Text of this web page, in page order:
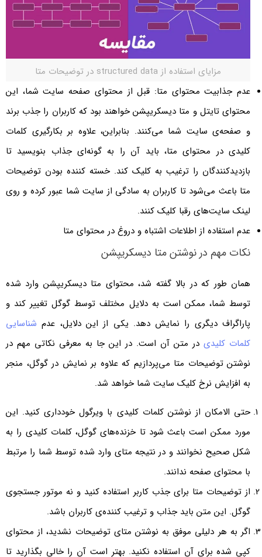
مزایای استفاده از structured data در توضیحات متا
‌عدم جذابیت محتوای متا: قبل از محتوای صفحه سایت شما، این
محتوای تایتل و متا دیسکریپشن خواهند بود که کاربران را جذب برند
و صفحه‌ی سایت شما می‌کنند. بنابراین، علاوه بر بکارگیری کلمات
کلیدی در محتوای متا، باید آن را به گونه‌ای جذاب بنویسید تا
بازدیدکنندگان را ترغیب به کلیک کند. خسته کننده بودن توضیحات
متا باعث می‌شود تا کاربران به سادگی از سایت شما عبور کرده و روی
لینک سایت‌های رقبا کلیک کنند.
عدم استفاده از اطلاعات اشتباه و دروغ در محتوای متا
نکات مهم در نوشتن متا دیسکریپشن
همان طور که در بالا گفته شد، محتوای متا دیسکریپشن وارد شده
توسط شما، ممکن است به دلایل مختلف توسط گوگل تغییر کند و
پاراگراف دیگری را نمایش دهد. یکی از این دلایل، عدم شناسایی
کلمات کلیدیدر متن آن است. در این جا به معرفی نکاتی مهم در
نوشتن توضیحات متا می‌پردازیم که علاوه بر نمایش در گوگل، منجر
به افزایش نرخ کلیک سایت شما خواهد شد.
حتی الامکان از نوشتن کلمات کلیدی با ویرگول خودداری کنید. این
مورد ممکن است باعث شود تا خزنده‌های گوگل، کلمات کلیدی را به
شکل صحیح نخوانند و در نتیجه متای وارد شده توسط شما را مرتبط
با محتوای صفحه ندانند.
از توضیحات متا برای جذب کاربر استفاده کنید و نه موتور جستجوی
گوگل. این متن باید جذاب و ترغیب کننده‌ی کاربران باشد.
اگر به هر دلیلی موفق به نوشتن متای توضیحات نشدید، از محتوای
کپی شده برای آن استفاده نکنید. بهتر است آن را خالی بگذارید تا